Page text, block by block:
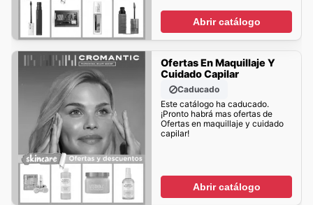
Abrir catálogo
Ofertas En Maquillaje Y
Cuidado Capilar
Caducado
Este catálogo ha caducado.
¡Pronto habrá mas ofertas de
Ofertas en maquillaje y cuidado
capilar!
Abrir catálogo